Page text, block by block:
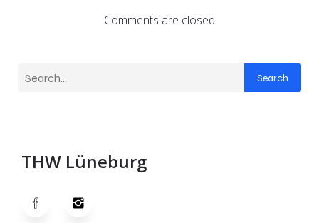
Comments are closed
Search
THW Lüneburg